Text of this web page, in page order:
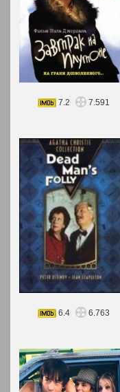
7.2
7.591
6.4
6.763